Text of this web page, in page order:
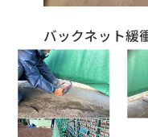
バックネット緩